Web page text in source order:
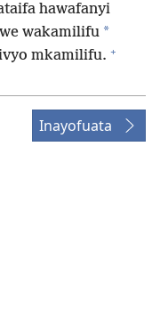
hawafanyi
wakamilifu *
mkamilifu. +
Inayofuata